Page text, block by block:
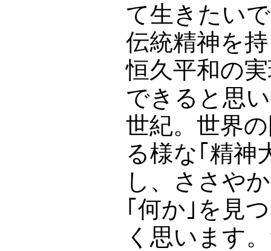
て生きたい
伝統精神を
恒久平和の
できると思
世紀。世界
る様な｢精神
し、ささや
｢何か｣を見
く思います